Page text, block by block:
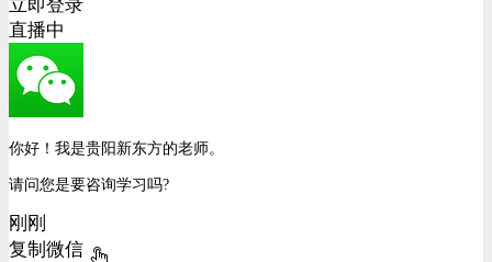
立即登录
直播中
你好！我是贵阳新东方的老师。
请问您是要咨询学习吗?
刚刚
复制微信